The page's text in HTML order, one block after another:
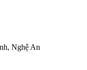
Nghệ An